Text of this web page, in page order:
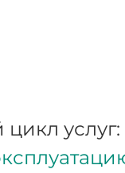
услуг: